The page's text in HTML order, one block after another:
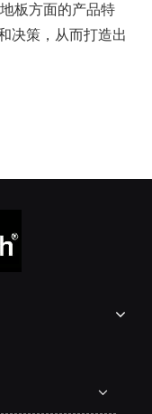
板方面的产品特
决策，从而打造出